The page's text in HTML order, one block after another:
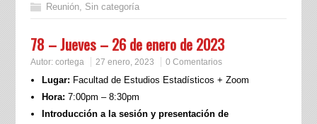
Reunión, Sin categoría
78 – Jueves – 26 de enero de 2023
Autor: cortega 27 enero, 2023 0 Comentarios
Lugar: Facultad de Estudios Estadísticos + Zoom
Hora: 7:00pm – 8:30pm
Introducción a la sesión y presentación de